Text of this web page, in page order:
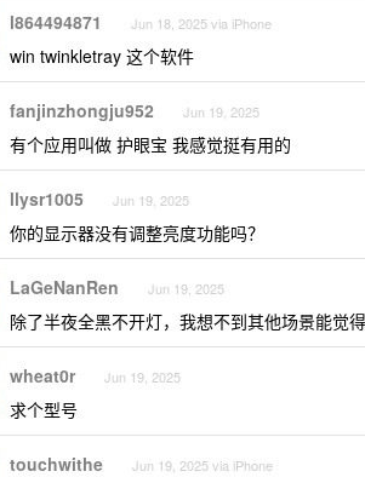
l864494871 Jun 18, 2025 via iPhone
win twinkletray 这个软件
fanjinzhongju952 Jun 19, 2025
有个应用叫做 护眼宝 我感觉挺有用的
llysr1005 Jun 19, 2025
你的显示器没有调整亮度功能吗？
LaGeNanRen Jun 19, 2025
除了半夜全黑不开灯，我想不到其他场景能觉
wheat0r Jun 19, 2025
求个型号
touchwithe Jun 19, 2025 via iPhone